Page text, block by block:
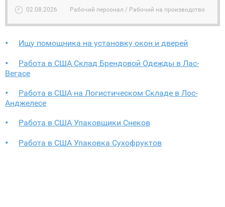
02.08.2026 Рабочий персонал / Рабочий на производство
Ищу помощника на установку окон и дверей
Работа в США Склад Брендовой Одежды в Лас-
Вегасе
Работа в США на Логистическом Складе в Лос-
Анджелесе
Работа в США Упаковщики Снеков
Работа в США Упаковка Сухофруктов